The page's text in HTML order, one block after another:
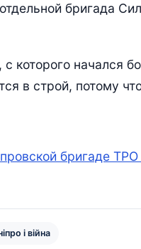
бригада
которого начался
в строй, потому
бригаде
і війна